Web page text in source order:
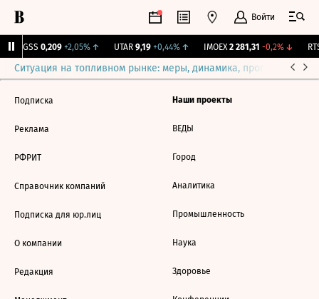
Войти
RGSS 0,209 +2,05%↑ UTAR 9,19 +0,44%↑ IMOEX 2 281,31 -0,2%↓
Ситуация на топливном рынке: меры, динамика, прогнозы
Подписка
Реклама
РФРИТ
Справочник компаний
Подписка для юр.лиц
О компании
Редакция
Наши проекты
ВЕДЫ
Город
Аналитика
Промышленность
Наука
Здоровье